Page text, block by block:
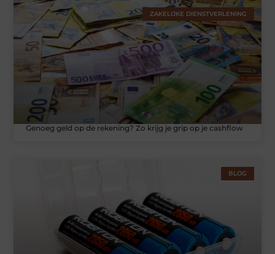
ZAKELIJKE DIENSTVERLENING
Genoeg geld op de rekening? Zo krijg je grip op je cashflow
BLOG